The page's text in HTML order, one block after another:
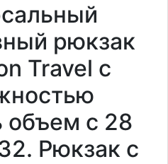
рюкзак
Travel с
объем с 28
Рюкзак с